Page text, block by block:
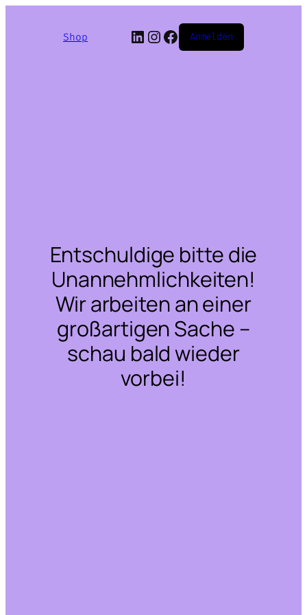
Shop LinkedIn
Instagram
Facebook
Anmelden
Entschuldige bitte die
Unannehmlichkeiten!
Wir arbeiten an einer
großartigen Sache –
schau bald wieder
vorbei!